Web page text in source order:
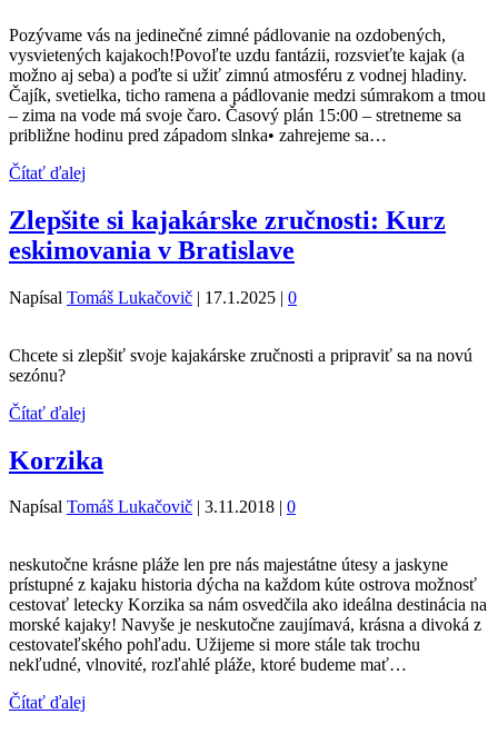
Pozývame vás na jedinečné zimné pádlovanie na ozdobených,
vysvietených kajakoch!Povoľte uzdu fantázii, rozsvieťte kajak (a
možno aj seba) a poďte si užiť zimnú atmosféru z vodnej hladiny.
Čajík, svetielka, ticho ramena a pádlovanie medzi súmrakom a tmou
– zima na vode má svoje čaro. Časový plán 15:00 – stretneme sa
približne hodinu pred západom slnka• zahrejeme sa…
Čítať ďalej
Zlepšite si kajakárske zručnosti: Kurz
eskimovania v Bratislave
Napísal Tomáš Lukačovič | 17.1.2025 | 0
Chcete si zlepšiť svoje kajakárske zručnosti a pripraviť sa na novú
sezónu?
Čítať ďalej
Korzika
Napísal Tomáš Lukačovič | 3.11.2018 | 0
neskutočne krásne pláže len pre nás majestátne útesy a jaskyne
prístupné z kajaku historia dýcha na každom kúte ostrova možnosť
cestovať letecky Korzika sa nám osvedčila ako ideálna destinácia na
morské kajaky! Navyše je neskutočne zaujímavá, krásna a divoká z
cestovateľského pohľadu. Užijeme si more stále tak trochu
nekľudné, vlnovité, rozľahlé pláže, ktoré budeme mať…
Čítať ďalej